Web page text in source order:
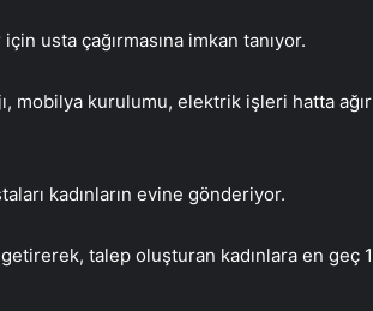
usta çağırmasına imkan tanıyor.
mobilya kurulumu, elektrik işleri hatta ağır
kadınların evine gönderiyor.
talep oluşturan kadınlara en geç 1